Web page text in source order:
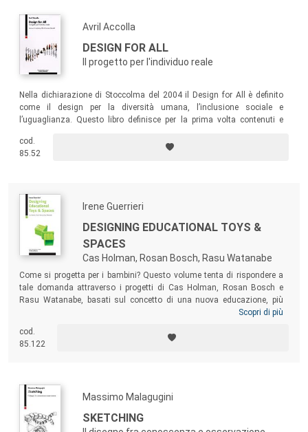
Avril Accolla
DESIGN FOR ALL
Il progetto per l'individuo reale
Nella dichiarazione di Stoccolma del 2004 il Design for All è definito
come il design per la diversità umana, l’inclusione sociale e
l’uguaglianza. Questo libro definisce per la prima volta contenuti e
che si basa su di un approccio sistemico e olistico, necessariamente
multidisciplinare.
cod.
85.52
Irene Guerrieri
DESIGNING EDUCATIONAL TOYS &
SPACES
Cas Holman, Rosan Bosch, Rasu Watanabe
Come si progetta per i bambini? Questo volume tenta di rispondere a
tale domanda attraverso i progetti di Cas Holman, Rosan Bosch e
Rasu Watanabe, basati sul concetto di una nuova educazione, più
libera e autonoma. Un approccio all’argomento in termini globali – date
storiche iconiche, sia in ambito progettuale sia pedagogico. Una
lettura accompagnata da immagini coinvolgenti, destinata a
Scopri di più
cod.
85.122
Massimo Malagugini
SKETCHING